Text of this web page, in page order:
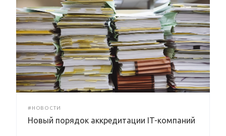
#НОВОСТИ
Новый порядок аккредитации IT-компаний